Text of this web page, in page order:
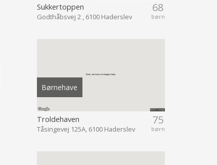
68
børn
Sukkertoppen
Godthåbsvej 2 , 6100 Haderslev
Børnehave
75
børn
Troldehaven
Tåsingevej 125A, 6100 Haderslev